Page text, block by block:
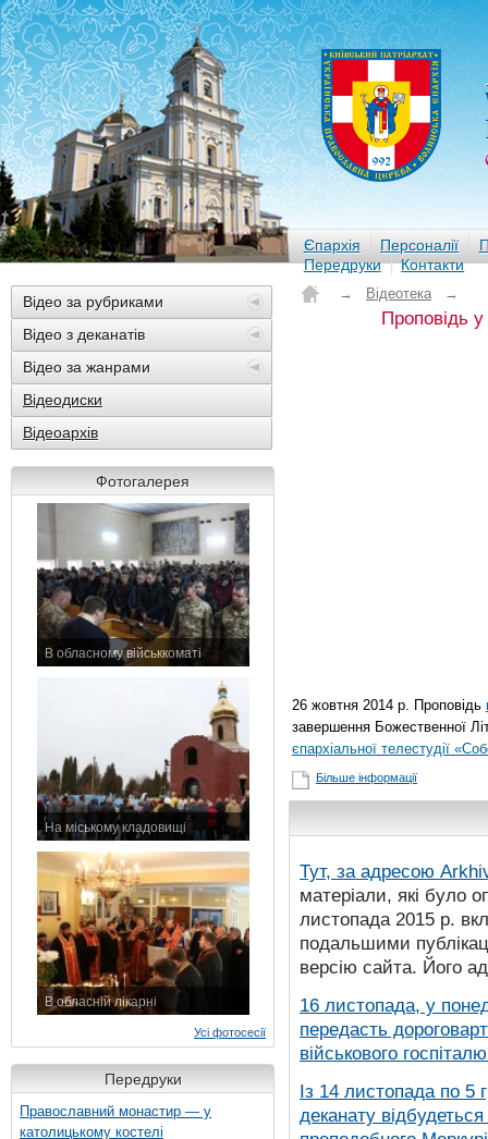
Єпархія Персоналії
Передруки
Контакти
Відео за рубриками
Відео з деканатів
Відео за жанрами
Відеодиски
Відеоархів
Фотогалерея
В обласному військкоматі
На міському кладовищі
В обласній лікарні
Усі фотосесії
Передруки
Православний монастир — у
католицькому костелі
→ Відеотека →
Проповідь
26 жовтня 2014 р. Проповідь
завершення Божественної
єпархіальної телестудії
Більше інформації
Тут, за адресою
матеріали, які було
листопада 2015 р.
подальшими
версію сайта. Його
16 листопада, у
передасть
військового
Із 14 листопада по 5
деканату